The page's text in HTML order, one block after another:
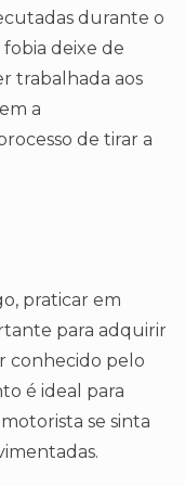
durante o
fobia deixe de
trabalhada aos
a
de tirar a
praticar em
para adquirir
conhecido pelo
é ideal para
se sinta